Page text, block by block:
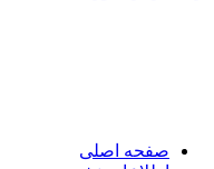
صفحه اصلی